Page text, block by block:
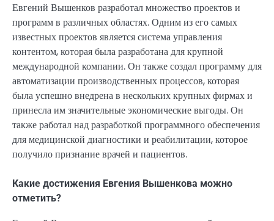
Евгений Вышенков разработал множество проектов и
программ в различных областях. Одним из его самых
известных проектов является система управления
контентом, которая была разработана для крупной
международной компании. Он также создал программу для
автоматизации производственных процессов, которая
была успешно внедрена в нескольких крупных фирмах и
принесла им значительные экономические выгоды. Он
также работал над разработкой программного обеспечения
для медицинской диагностики и реабилитации, которое
получило признание врачей и пациентов.
Какие достижения Евгения Вышенкова можно
отметить?